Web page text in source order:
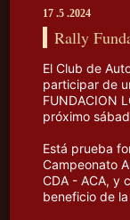
17 .5 .2024
Rally
El Club de
participar de
FUNDACION
próximo
Está prueba
Campeonato
CDA - ACA, y
beneficio de